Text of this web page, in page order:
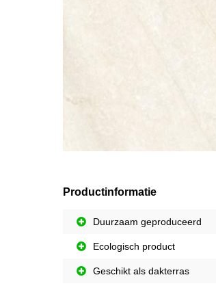
Productinformatie
Duurzaam geproduceerd
Ecologisch product
Geschikt als dakterras